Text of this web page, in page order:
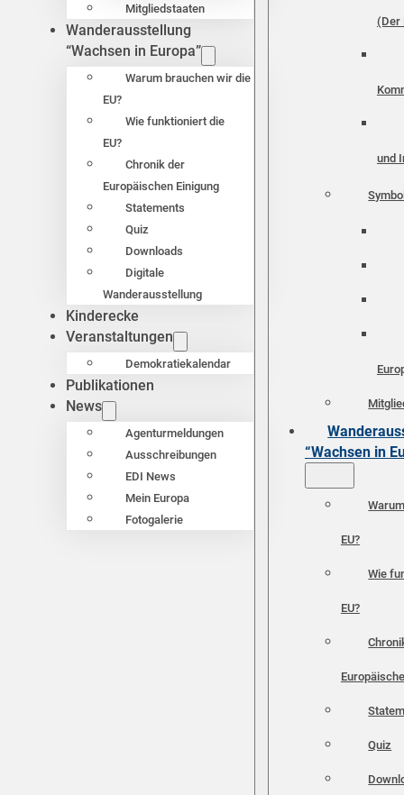
Mitgliedstaaten
Wanderausstellung
“Wachsen in Europa”
Warum brauchen wir die
EU?
Wie funktioniert die
EU?
Chronik der
Europäischen Einigung
Statements
Quiz
Downloads
Digitale
Wanderausstellung
Kinderecke
Veranstaltungen
Demokratiekalendar
Publikationen
News
Agenturmeldungen
Ausschreibungen
EDI News
Mein Europa
Fotogalerie
(Der
und
“Wachsen in
EU?
Wie
EU?
Quiz